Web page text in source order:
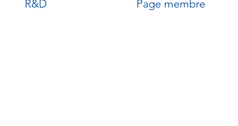
R&D Page membre